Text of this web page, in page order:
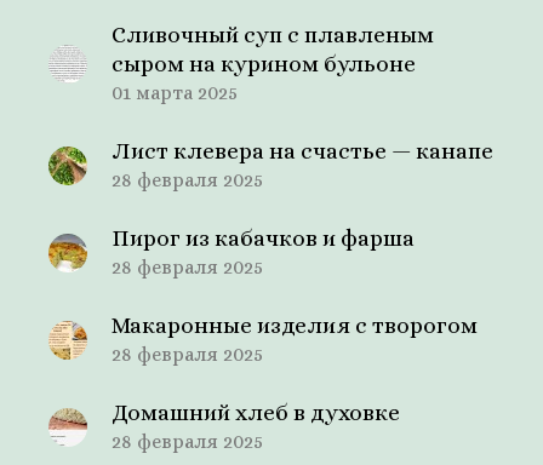
Сливочный суп с плавленым
сыром на курином бульоне
01 марта 2025
Лист клевера на счастье — канапе
28 февраля 2025
Пирог из кабачков и фарша
28 февраля 2025
Макаронные изделия с творогом
28 февраля 2025
Домашний хлеб в духовке
28 февраля 2025